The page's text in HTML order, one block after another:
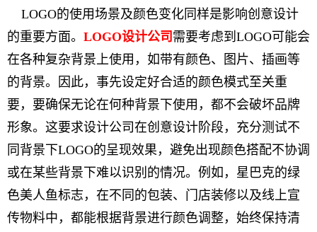
LOGO的使用场景及颜色变化同样是影响创意设计
的重要方面。 LOGO设计公司 需要考虑到LOGO可能会
在各种复杂背景上使用，如带有颜色、图片、插画等
的背景。因此，事先设定好合适的颜色模式至关重
要，要确保无论在何种背景下使用，都不会破坏品牌
形象。这要求设计公司在创意设计阶段，充分测试不
同背景下LOGO的呈现效果，避免出现颜色搭配不协调
或在某些背景下难以识别的情况。例如，星巴克的绿
色美人鱼标志，在不同的包装、门店装修以及线上宣
传物料中，都能根据背景进行颜色调整，始终保持清